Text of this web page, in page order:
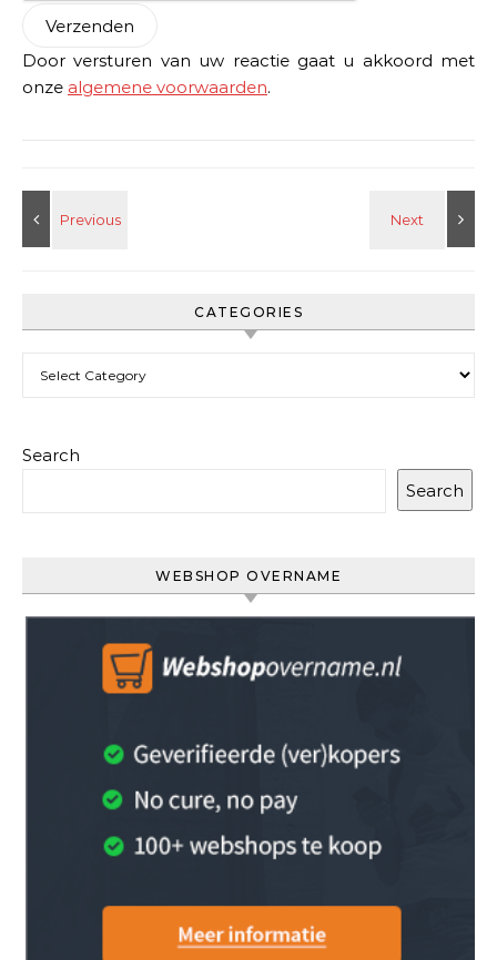
Door versturen van uw reactie gaat u akkoord met
onze algemene voorwaarden.
CATEGORIES
Search
Search
WEBSHOP OVERNAME